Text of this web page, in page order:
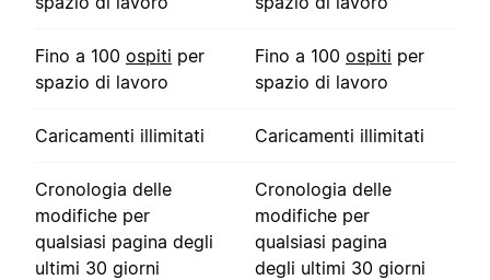
Fino a 100 ospiti per
spazio di lavoro
Fino a 100 ospiti per
spazio di lavoro
Caricamenti illimitati Caricamenti illimitati
Cronologia delle
modifiche per
qualsiasi pagina degli
ultimi 30 giorni
Cronologia delle
modifiche per
qualsiasi pagina
degli ultimi 30 giorni